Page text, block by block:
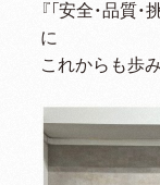
『「安全・品質
に
これからも歩